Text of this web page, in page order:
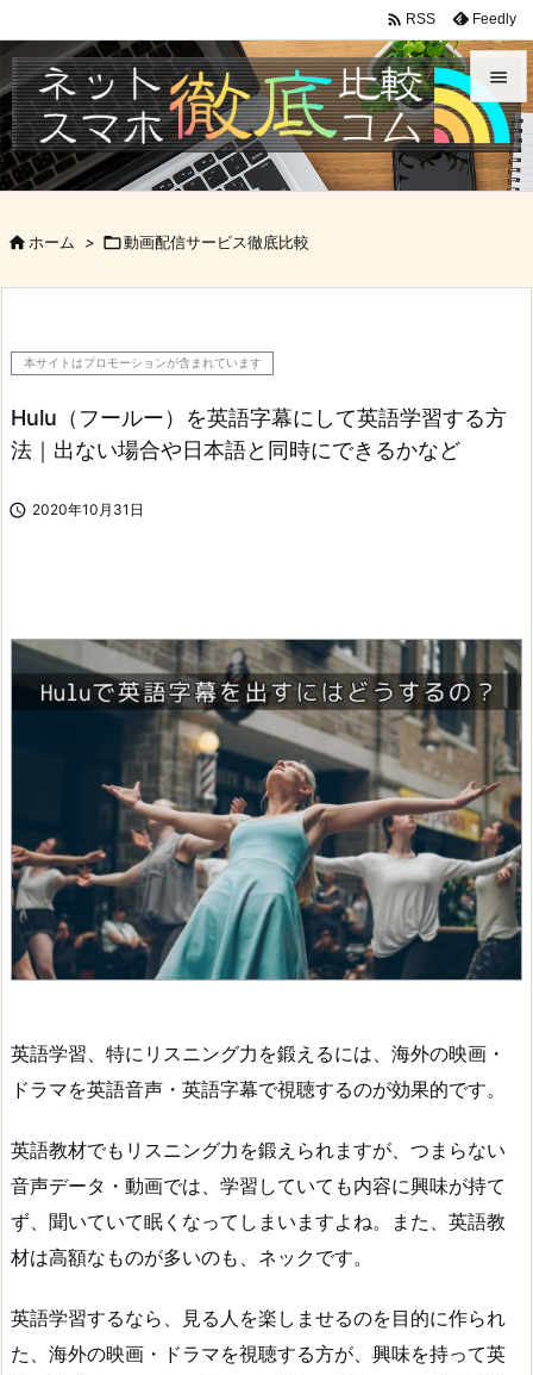


メニュ

 RSS Feedly
ホーム > 動画配信サービス徹底比較
本サイトはプロモーションが含まれています
Hulu（フールー）を英語字幕にして英語学習する方
法｜出ない場合や日本語と同時にできるかなど
 2020年10月31日
英語学習、特にリスニング力を鍛えるには、海外の映画・
ドラマを英語音声・英語字幕で視聴するのが効果的です。
英語教材でもリスニング力を鍛えられますが、つまらない
音声データ・動画では、学習していても内容に興味が持て
ず、聞いていて眠くなってしまいますよね。また、英語教
材は高額なものが多いのも、ネックです。
英語学習するなら、見る人を楽しませるのを目的に作られ
た、海外の映画・ドラマを視聴する方が、興味を持って英